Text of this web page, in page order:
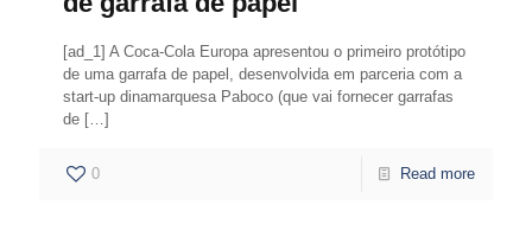
[ad_1] A Coca-Cola Europa apresentou o primeiro protótipo
de uma garrafa de papel, desenvolvida em parceria com a
start-up dinamarquesa Paboco (que vai fornecer garrafas
de […]
0 Read more